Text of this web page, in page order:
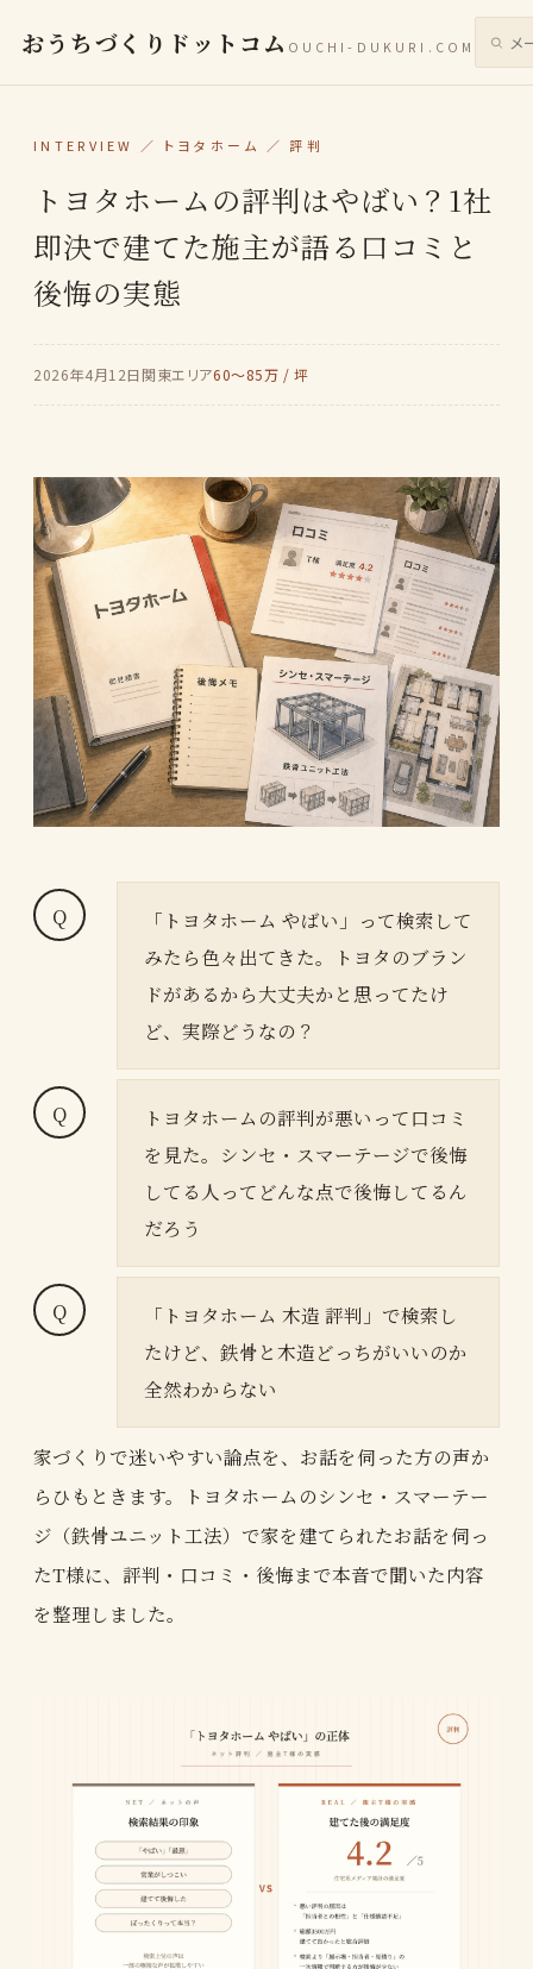
おうちづくりドットコム OUCHI-DUKURI.COM サイ
INTERVIEW ／ トヨタホーム ／ 評判
トヨタホームの評判はやばい？1社
即決で建てた施主が語る口コミと
後悔の実態
2026年4月12日 関東エリア60〜85万 / 坪
「トヨタホーム やばい」って検索して
みたら色々出てきた。トヨタのブラン
ドがあるから大丈夫かと思ってたけ
ど、実際どうなの？
トヨタホームの評判が悪いって口コミ
を見た。シンセ・スマーテージで後悔
してる人ってどんな点で後悔してるん
だろう
「トヨタホーム 木造 評判」で検索し
たけど、鉄骨と木造どっちがいいのか
全然わからない
家づくりで迷いやすい論点を、お話を伺った方の声か
らひもときます。トヨタホームのシンセ・スマーテー
ジ（鉄骨ユニット工法）で家を建てられたお話を伺っ
たT様に、評判・口コミ・後悔まで本音で聞いた内容
を整理しました。